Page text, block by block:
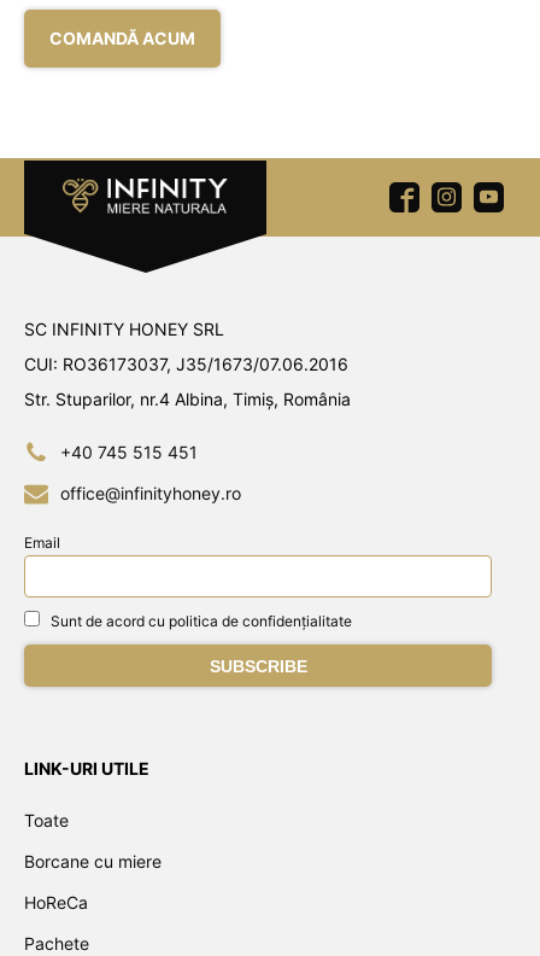
COMANDĂ ACUM
SC INFINITY HONEY SRL
CUI: RO36173037, J35/1673/07.06.2016
Str. Stuparilor, nr.4 Albina, Timiș, România
+40 745 515 451
office@infinityhoney.ro
Email
Sunt de acord cu politica de confidențialitate
LINK-URI UTILE
Toate
Borcane cu miere
HoReCa
Pachete